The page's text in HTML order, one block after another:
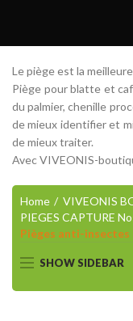
Le piège est la
Piège pour blatte et
du palmier, chenille
de mieux identifier et
de mieux traiter.
Avec VIVEONIS-
Home
VIVEONIS
PIEGES CAPTURE
Pièges anti-insectes
SHOW SIDEBAR